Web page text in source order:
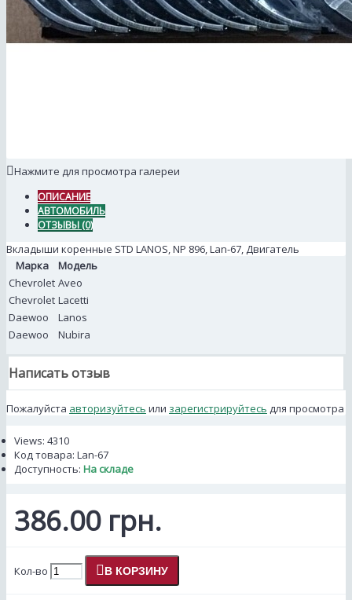
Нажмите для просмотра галереи
ОПИСАНИЕ
АВТОМОБИЛЬ
ОТЗЫВЫ (0)
Вкладыши коренные STD LANOS, NP 896, Lan-67, Двигатель
Марка
Модель
Chevrolet Aveo
Chevrolet Lacetti
Daewoo
Lanos
Daewoo
Nubira
Написать отзыв
Пожалуйста авторизуйтесь или зарегистрируйтесь для просмотра
Views: 4310
Код товара: Lan-67
Доступность: На складе
386.00 грн.
Кол-во В КОРЗИНУ